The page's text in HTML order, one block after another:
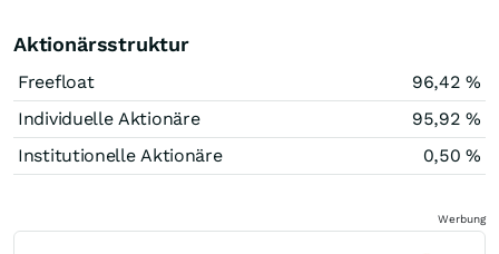
Aktionärsstruktur
Freefloat
96,42 %
Individuelle Aktionäre
95,92 %
Institutionelle Aktionäre
0,50 %
Werbung